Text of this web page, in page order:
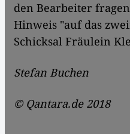
den Bearbeiter
Hinweis "auf das
Schicksal Fräulein
Stefan Buchen
© Qantara.de 2018